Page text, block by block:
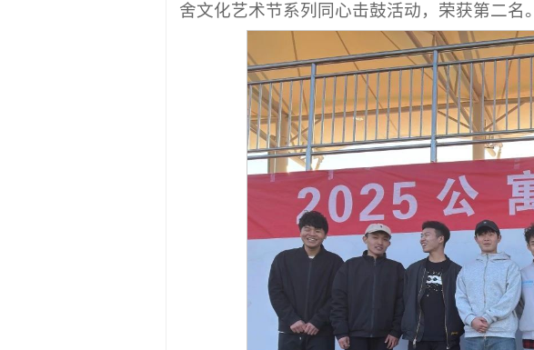
舍文化艺术节系列同心击鼓活动，荣获第二名。